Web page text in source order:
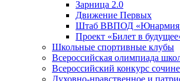
Зарница 2.0
Движение Первых
Штаб ВВПОД
Проект «Билет в
Школьные спортивные клубы
Всероссийская олимпиада
Всероссийский конкурс